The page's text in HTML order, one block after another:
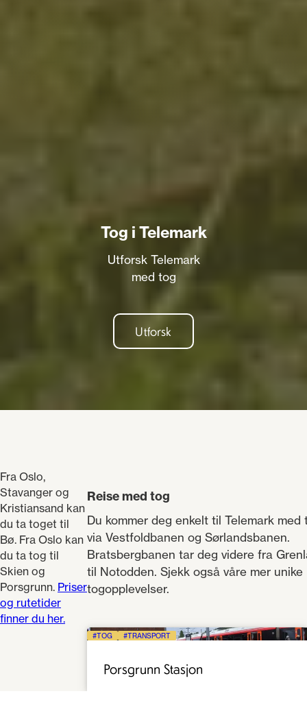
Tog i Telemark
Utforsk Telemark
med tog
Utforsk
Fra Oslo,
Stavanger og
Kristiansand kan
du ta toget til
Bø. Fra Oslo kan
du ta tog til
Skien og
Porsgrunn. Priser
og rutetider
finner du her.
Reise med tog
Du kommer deg enkelt til Telemark med
via Vestfoldbanen og Sørlandsbanen.
Bratsbergbanen tar deg videre fra
til Notodden. Sjekk også våre mer unike
togopplevelser.
TOG TRANSPORT
Porsgrunn Stasjon